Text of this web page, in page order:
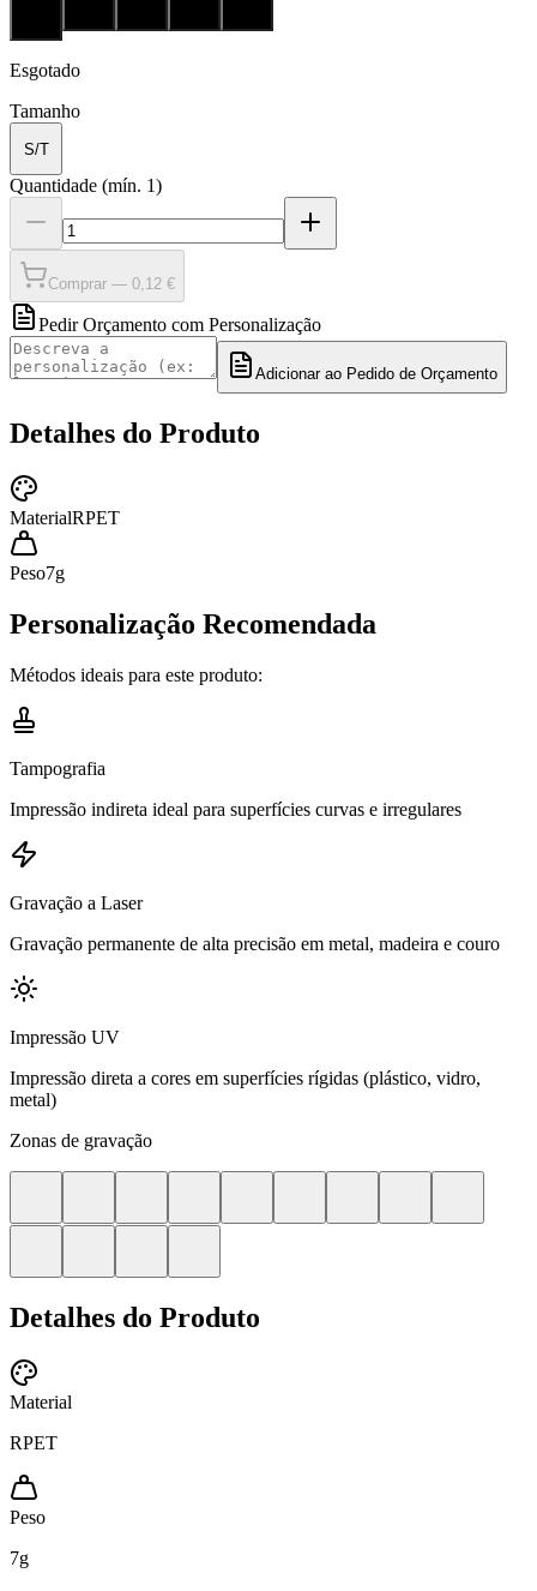
Esgotado
Tamanho
S/T
Quantidade (mín. 1)
Comprar — 0,12 €
Pedir Orçamento com Personalização
Adicionar ao Pedido de Orçamento
Detalhes do Produto
MaterialRPET
Peso7g
Personalização Recomendada
Métodos ideais para este produto:
Tampografia
Impressão indireta ideal para superfícies curvas e irregulares
Gravação a Laser
Gravação permanente de alta precisão em metal, madeira e couro
Impressão UV
Impressão direta a cores em superfícies rígidas (plástico, vidro,
metal)
Zonas de gravação
Detalhes do Produto
Material
RPET
Peso
7g